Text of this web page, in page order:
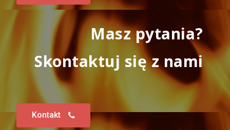
Masz pytania?
Skontaktuj się z nami
Kontakt